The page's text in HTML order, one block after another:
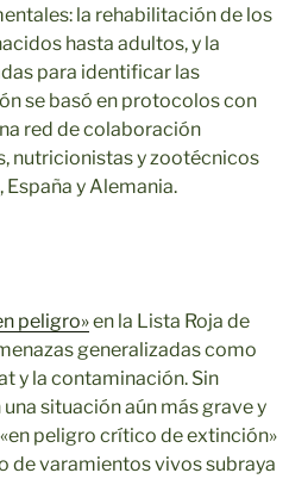
la rehabilitación de los
hasta adultos, y la
para identificar las
se basó en protocolos con
red de colaboración
nutricionistas y zootécnicos
España y Alemania.
peligro»en la Lista Roja de
generalizadas como
y la contaminación. Sin
situación aún más grave y
peligro crítico de extinción»
de varamientos vivos subraya